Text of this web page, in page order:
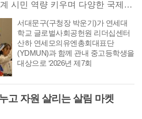
서대문구 청소년, 세계 시민 역량 키우며 다양한 국제 의제 토의
서대문구(구청장 박운기)가 연세대
학교 글로벌사회공헌원 리더십센터
산하 연세모의유엔총회대표단
(YDMUN)과 함께 관내 중고등학생을
대상으로 ‘2026년 제7회
비전 워크숍’개최한다.
고 자원 살리는 살림 마켓